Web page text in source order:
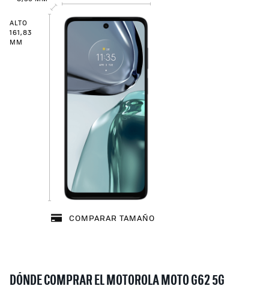
ALTO
161,83
MM
COMPARAR TAMAÑO
DÓNDE COMPRAR EL MOTOROLA MOTO G62 5G